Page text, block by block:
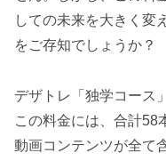
しての未来を大きく変
をご存知でしょうか？
デザトレ「独学コース
この料金には、合計58
動画コンテンツが全て